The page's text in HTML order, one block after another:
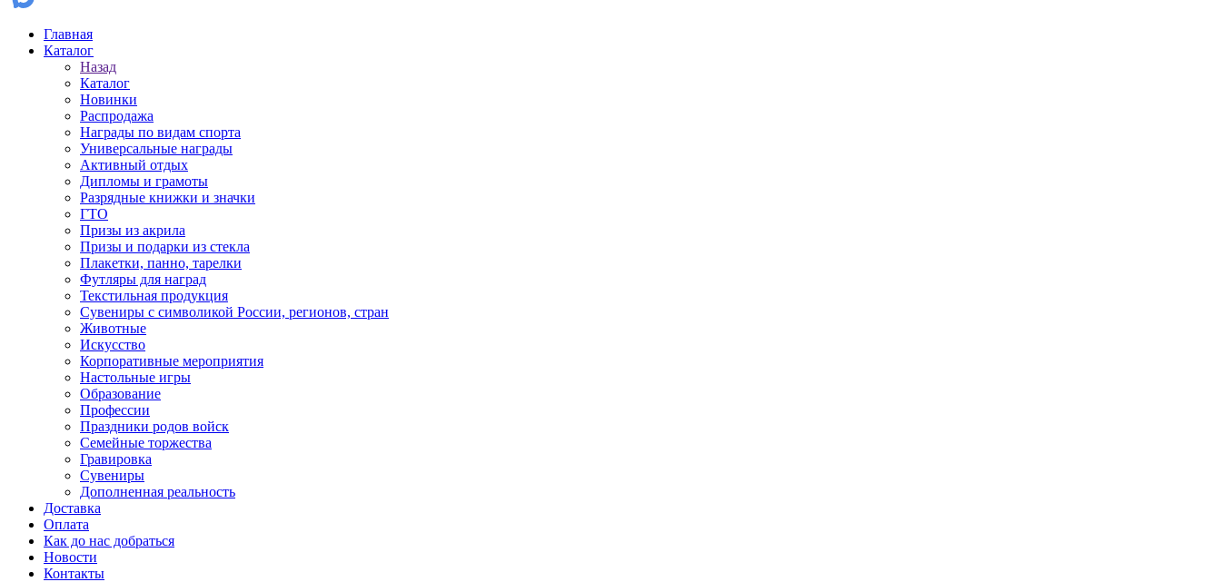
Главная
Каталог
Назад
Каталог
Новинки
Распродажа
Награды по видам спорта
Универсальные награды
Активный отдых
Дипломы и грамоты
Разрядные книжки и значки
ГТО
Призы из акрила
Призы и подарки из стекла
Плакетки, панно, тарелки
Футляры для наград
Текстильная продукция
Сувениры с символикой России, регионов, стран
Животные
Искусство
Корпоративные мероприятия
Настольные игры
Образование
Профессии
Праздники родов войск
Семейные торжества
Гравировка
Сувениры
Дополненная реальность
Доставка
Оплата
Как до нас добраться
Новости
Контакты